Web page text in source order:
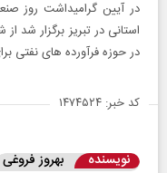
در آیین گرامیداشت روز
استانی در تبریز برگزار شد
در حوزه فرآورده های نفتی
کد خبر: ۱۴۷۴۵۲۴
نویسنده بهروز فروغی